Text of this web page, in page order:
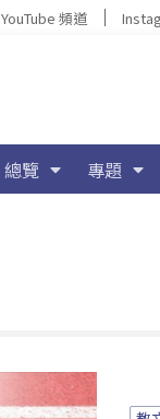
YouTube 頻道
總覽 專題